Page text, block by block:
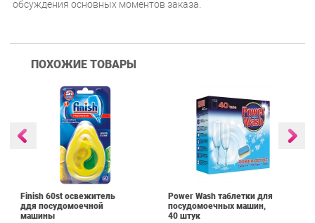
обсуждения основных моментов заказа.
ПОХОЖИЕ ТОВАРЫ
Finish 60st освежитель
ддя посудомоечной
машины
Power Wash таблетки для
посудомоечных машин,
40 штук